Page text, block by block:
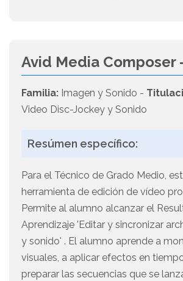
Avid Media Composer
Familia: Imagen y Sonido -
Video Disc-Jockey y Sonido
Resúmen específico:
Para el Técnico de Grado Medio,
herramienta de edición de vídeo
Permite al alumno alcanzar el
Aprendizaje 'Editar y sincronizar
y sonido' . El alumno aprende a
visuales, a aplicar efectos en
preparar las secuencias que se